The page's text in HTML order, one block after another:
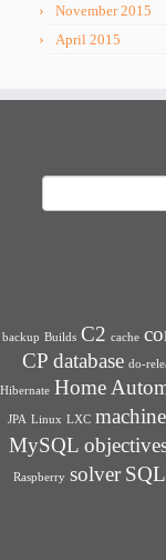
November 2015
April 2015
backup Builds C2 cache
CP database do-
Hibernate Home
JPA Linux LXC machine
MySQL
Raspberry solver SQL